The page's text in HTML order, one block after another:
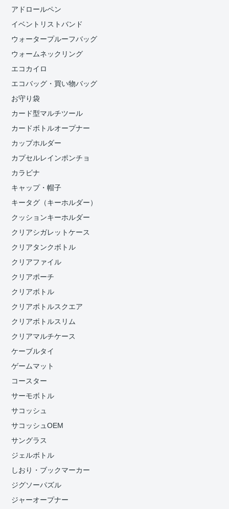
アドロールペン
イベントリストバンド
ウォータープルーフバッグ
ウォームネックリング
エコカイロ
エコバッグ・買い物バッグ
お守り袋
カード型マルチツール
カードボトルオープナー
カップホルダー
カプセルレインポンチョ
カラビナ
キャップ・帽子
キータグ（キーホルダー）
クッションキーホルダー
クリアシガレットケース
クリアタンクボトル
クリアファイル
クリアポーチ
クリアボトル
クリアボトルスクエア
クリアボトルスリム
クリアマルチケース
ケーブルタイ
ゲームマット
コースター
サーモボトル
サコッシュ
サコッシュOEM
サングラス
ジェルボトル
しおり・ブックマーカー
ジグソーパズル
ジャーオープナー